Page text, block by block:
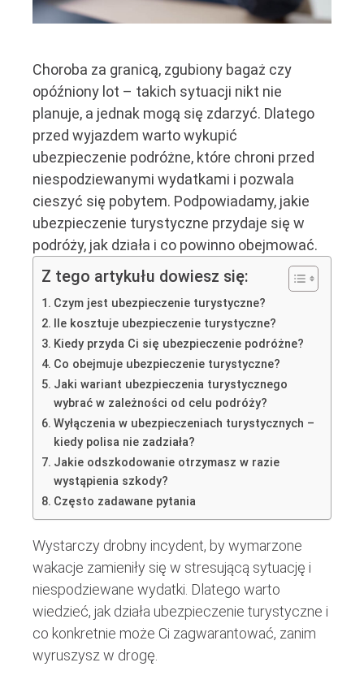
Choroba za granicą, zgubiony bagaż czy
opóźniony lot – takich sytuacji nikt nie
planuje, a jednak mogą się zdarzyć. Dlatego
przed wyjazdem warto wykupić
ubezpieczenie podróżne, które chroni przed
niespodziewanymi wydatkami i pozwala
cieszyć się pobytem. Podpowiadamy, jakie
ubezpieczenie turystyczne przydaje się w
podróży, jak działa i co powinno obejmować.
Z tego artykułu dowiesz się:
Czym jest ubezpieczenie turystyczne?
Ile kosztuje ubezpieczenie turystyczne?
Kiedy przyda Ci się ubezpieczenie podróżne?
Co obejmuje ubezpieczenie turystyczne?
Jaki wariant ubezpieczenia turystycznego
wybrać w zależności od celu podróży?
Wyłączenia w ubezpieczeniach turystycznych –
kiedy polisa nie zadziała?
Jakie odszkodowanie otrzymasz w razie
wystąpienia szkody?
Często zadawane pytania
Wystarczy drobny incydent, by wymarzone
wakacje zamieniły się w stresującą sytuację i
niespodziewane wydatki. Dlatego warto
wiedzieć, jak działa ubezpieczenie turystyczne i
co konkretnie może Ci zagwarantować, zanim
wyruszysz w drogę.